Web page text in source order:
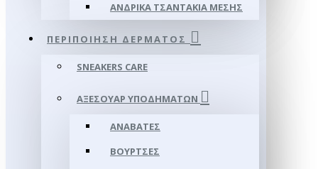
ΑΝΔΡΙΚΆ ΤΣΑΝΤΆΚΙΑ ΜΈΣΗΣ
ΠΕΡΙΠΟΊΗΣΗ ΔΈΡΜΑΤΟΣ
SNEAKERS CARE
ΑΞΕΣΟΥΑΡ ΥΠΟΔΗΜΆΤΩΝ
ΑΝΑΒΆΤΕΣ
ΒΟΎΡΤΣΕΣ